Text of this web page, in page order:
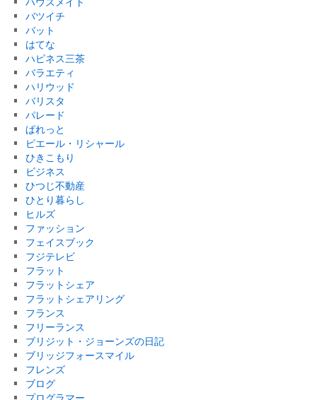
バツイチ
バット
はてな
ハピネス三茶
バラエティ
ハリウッド
バリスタ
パレード
ぱれっと
ピエール・リシャール
ひきこもり
ビジネス
ひつじ不動産
ひとり暮らし
ヒルズ
ファッション
フェイスブック
フジテレビ
フラット
フラットシェア
フラットシェアリング
フランス
フリーランス
ブリジット・ジョーンズの日記
ブリッジフォースマイル
フレンズ
ブログ